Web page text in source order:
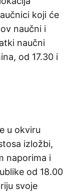
koji će
naučni i
naučni
od 17.30 i
u okviru
izložbi,
naporima i
od 18.00
svoje